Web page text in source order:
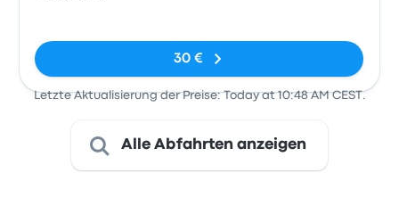
30 €
Letzte Aktualisierung der Preise: Today at 10:48 AM CEST.
Alle Abfahrten anzeigen